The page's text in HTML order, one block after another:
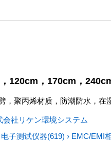
120cm，170cm，
，聚丙烯材质，防潮防水，在
会社リケン環境システム
电子测试仪器(619) › EMC/EMI